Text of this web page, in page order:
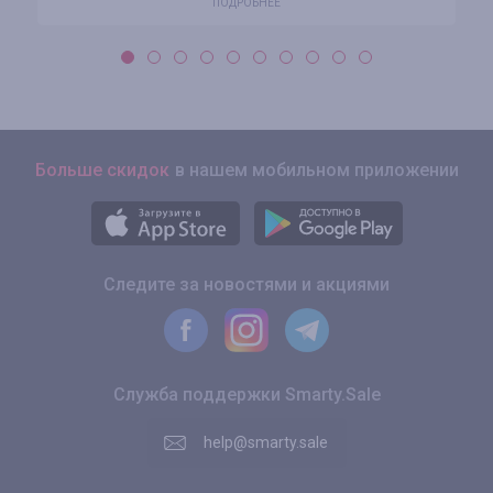
ПОДРОБНЕЕ
Больше скидок в нашем мобильном приложении
Следите за новостями и акциями
Служба поддержки Smarty.Sale
help@smarty.sale